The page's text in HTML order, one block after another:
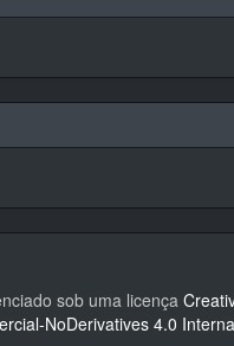
sob uma licença
NoDerivatives 4.0